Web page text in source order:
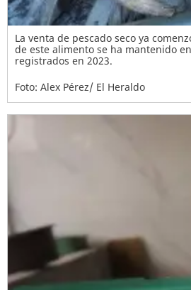
La venta de pescado seco ya
de este alimento se ha mantenido
registrados en 2023.
Foto: Alex Pérez/ El Heraldo